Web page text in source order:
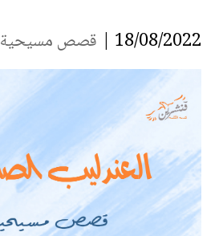
18/08/2022 | قصص مسيحية